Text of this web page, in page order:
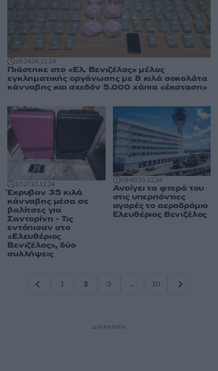
18:2426.11.24
Πιάστηκε στο «Ελ. Βενιζέλος» μέλος
εγκληματικής οργάνωσης με 8 κιλά σοκολάτα
κάνναβης και σχεδόν 5.000 χάπια «έκσταση»
17:2710.11.24
Έκρυβαν 35 κιλά
κάνναβης μέσα σε
βαλίτσες για
Σαντορίνη - Τις
εντόπισαν στο
«Ελευθέριος
Βενιζέλος», δύο
συλλήψεις
09:4010.11.24
Ανοίγει τα φτερά του
στις υπερπόντιες
αγορές το αεροδρόμιο
Ελευθέριος Βενιζέλος
1
2
3
…
10
ΔΙΑΦΗΜΙΣΗ